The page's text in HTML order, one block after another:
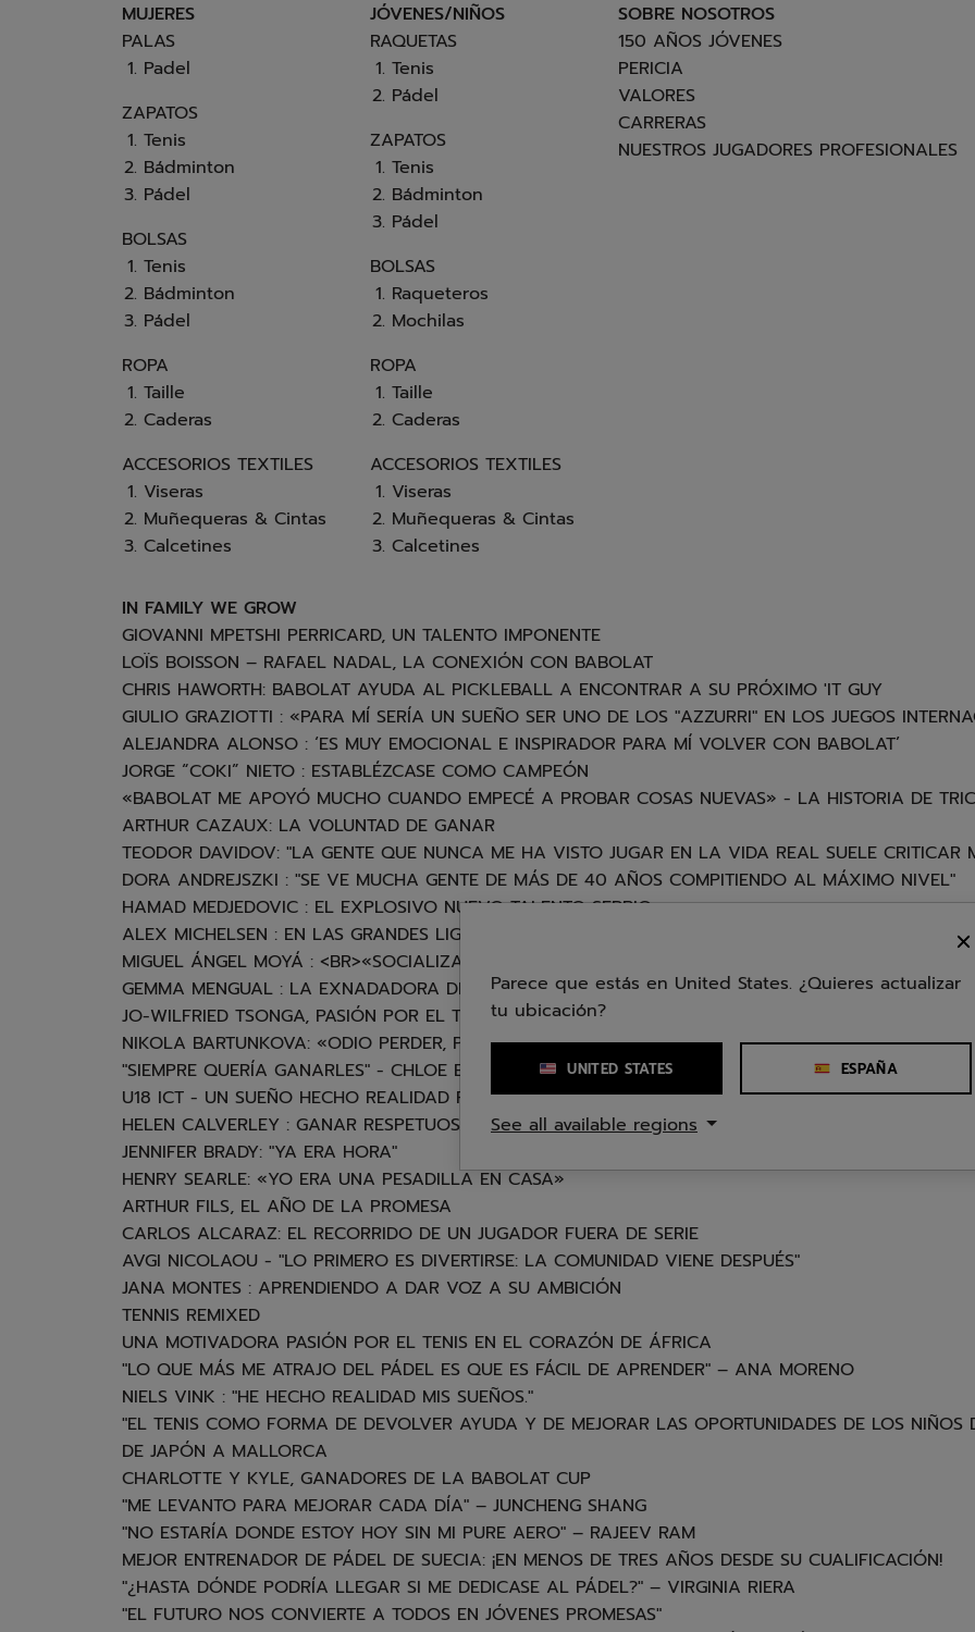
MUJERES
PALAS
Padel
ZAPATOS
Tenis
Bádminton
Pádel
BOLSAS
Tenis
Bádminton
Pádel
ROPA
Taille
Caderas
ACCESORIOS TEXTILES
Viseras
Muñequeras & Cintas
Calcetines
JÓVENES/NIÑOS
RAQUETAS
Tenis
Pádel
ZAPATOS
Tenis
Bádminton
Pádel
BOLSAS
Raqueteros
Mochilas
ROPA
Taille
Caderas
ACCESORIOS TEXTILES
Viseras
Muñequeras & Cintas
Calcetines
SOBRE NOSOTROS
150 AÑOS JÓVENES
PERICIA
VALORES
CARRERAS
NUESTROS JUGADORES PROFESIONALES
IN FAMILY WE GROW
GIOVANNI MPETSHI PERRICARD, UN TALENTO IMPONENTE
LOÏS BOISSON – RAFAEL NADAL, LA CONEXIÓN CON BABOLAT
CHRIS HAWORTH: BABOLAT AYUDA AL PICKLEBALL A ENCONTRAR A SU PRÓXIMO 'IT GUY
GIULIO GRAZIOTTI : «PARA MÍ SERÍA UN SUEÑO SER UNO DE LOS "AZZURRI" EN LOS JUEGOS
ALEJANDRA ALONSO : ‘ES MUY EMOCIONAL E INSPIRADOR PARA MÍ VOLVER CON BABOLAT’
JORGE “COKI” NIETO : ESTABLÉZCASE COMO CAMPEÓN
«BABOLAT ME APOYÓ MUCHO CUANDO EMPECÉ A PROBAR COSAS NUEVAS» - LA HISTORIA DE
ARTHUR CAZAUX: LA VOLUNTAD DE GANAR
TEODOR DAVIDOV: "LA GENTE QUE NUNCA ME HA VISTO JUGAR EN LA VIDA REAL SUELE CRITICAR
DORA ANDREJSZKI : "SE VE MUCHA GENTE DE MÁS DE 40 AÑOS COMPITIENDO AL MÁXIMO NIVEL"
HAMAD MEDJEDOVIC : EL EXPLOSIVO NUEVO TALENTO SERBIO
ALEX MICHELSEN : EN LAS GRANDES LIGAS
MIGUEL ÁNGEL MOYÁ : <BR>«SOCIALIZAR ES CASI LO MEJOR DEL PÁDEL»
GEMMA MENGUAL : LA EXNADADORA DE TALLA MUNDIAL, SE ATREVE TAMBIÉN CON EL PÁDEL !
JO-WILFRIED TSONGA, PASIÓN POR EL TENIS
NIKOLA BARTUNKOVA: «ODIO PERDER, PERO NUNCA ME HE PLANTEADO ABANDONAR»
"SIEMPRE QUERÍA GANARLES" - CHLOE BIRCH
U18 ICT - UN SUEÑO HECHO REALIDAD PARA MARTHA FRANKLIN Y WILL KING
HELEN CALVERLEY : GANAR RESPETUOSAMENTE O PERDER CON ELEGANCIA
JENNIFER BRADY: "YA ERA HORA"
HENRY SEARLE: «YO ERA UNA PESADILLA EN CASA»
ARTHUR FILS, EL AÑO DE LA PROMESA
CARLOS ALCARAZ: EL RECORRIDO DE UN JUGADOR FUERA DE SERIE
AVGI NICOLAOU - "LO PRIMERO ES DIVERTIRSE: LA COMUNIDAD VIENE DESPUÉS"
JANA MONTES : APRENDIENDO A DAR VOZ A SU AMBICIÓN
TENNIS REMIXED
UNA MOTIVADORA PASIÓN POR EL TENIS EN EL CORAZÓN DE ÁFRICA
"LO QUE MÁS ME ATRAJO DEL PÁDEL ES QUE ES FÁCIL DE APRENDER" – ANA MORENO
NIELS VINK : "HE HECHO REALIDAD MIS SUEÑOS."
"EL TENIS COMO FORMA DE DEVOLVER AYUDA Y DE MEJORAR LAS OPORTUNIDADES DE LOS NIÑOS
DE JAPÓN A MALLORCA
CHARLOTTE Y KYLE, GANADORES DE LA BABOLAT CUP
"ME LEVANTO PARA MEJORAR CADA DÍA" – JUNCHENG SHANG
"NO ESTARÍA DONDE ESTOY HOY SIN MI PURE AERO" – RAJEEV RAM
MEJOR ENTRENADOR DE PÁDEL DE SUECIA: ¡EN MENOS DE TRES AÑOS DESDE SU CUALIFICACIÓN!
"¿HASTA DÓNDE PODRÍA LLEGAR SI ME DEDICASE AL PÁDEL?" – VIRGINIA RIERA
"EL FUTURO NOS CONVIERTE A TODOS EN JÓVENES PROMESAS"
Parece que estás en United States. ¿Quieres actualizar
tu ubicación?
UNITED STATES ESPAÑA
See all available regions